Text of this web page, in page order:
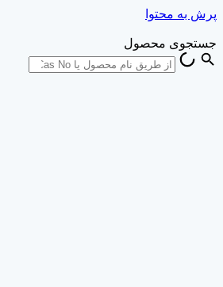
پرش به محتوا
جستجوی محصول